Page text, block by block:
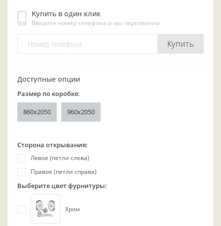
Купить в один клик
Введите номер телефона и мы перезвоним
Купить
Доступные опции
Размер по коробке:
860х2050 960x2050
Сторона открывания:
Левое (петли слева)
Правое (петли справа)
Выберите цвет фурнитуры:
Хром